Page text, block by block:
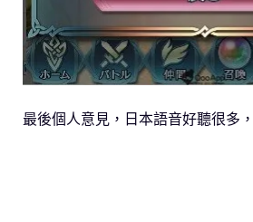
最後個人意見，日本語音好聽很多，